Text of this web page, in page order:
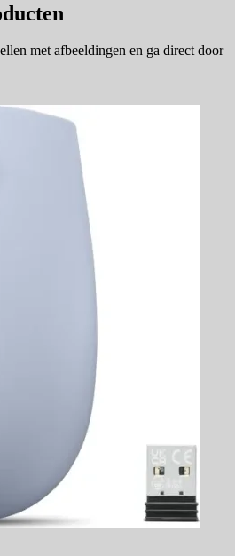
met afbeeldingen en ga direct door